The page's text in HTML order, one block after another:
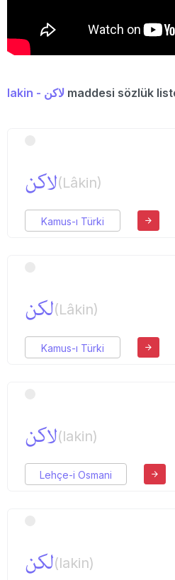
lakin - لاكن maddesi sözlük
لاكن(Lâkin)
Kamus-ı Türki
لكن(Lâkin)
Kamus-ı Türki
لاكن(lakin)
Lehçe-i Osmani
لكن(lakin)